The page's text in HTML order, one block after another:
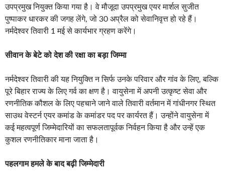
उपप्रमुख नियुक्त किया गया है। वे मौजूदा उपप्रमुख एयर मार्शल सुजीत
पुष्पाकर धारकर की जगह लेंगे, जो 30 अप्रैल को सेवानिवृत्त हो रहे हैं।
नर्मदेश्वर तिवारी 1 मई से कार्यभार ग्रहण करेंगे।
सीवान के बेटे को देश की रक्षा का बड़ा जिम्मा
नर्मदेश्वर तिवारी की यह नियुक्ति न सिर्फ उनके परिवार और गांव के लिए, बल्कि
पूरे बिहार राज्य के लिए गर्व का क्षण है। वायुसेना में अपनी उत्कृष्ट सेवा और
रणनीतिक कौशल के लिए पहचाने जाने वाले तिवारी वर्तमान में गांधीनगर स्थित
साउथ वेस्टर्न एयर कमांड के कमांडर पद पर कार्यरत हैं। उन्होंने वायुसेना में
कई महत्वपूर्ण जिम्मेदारियों का सफलतापूर्वक निर्वहन किया है और उन्हें एक
कुशल रणनीतिकार माना जाता है।
पहलगाम हमले के बाद बढ़ी जिम्मेदारी